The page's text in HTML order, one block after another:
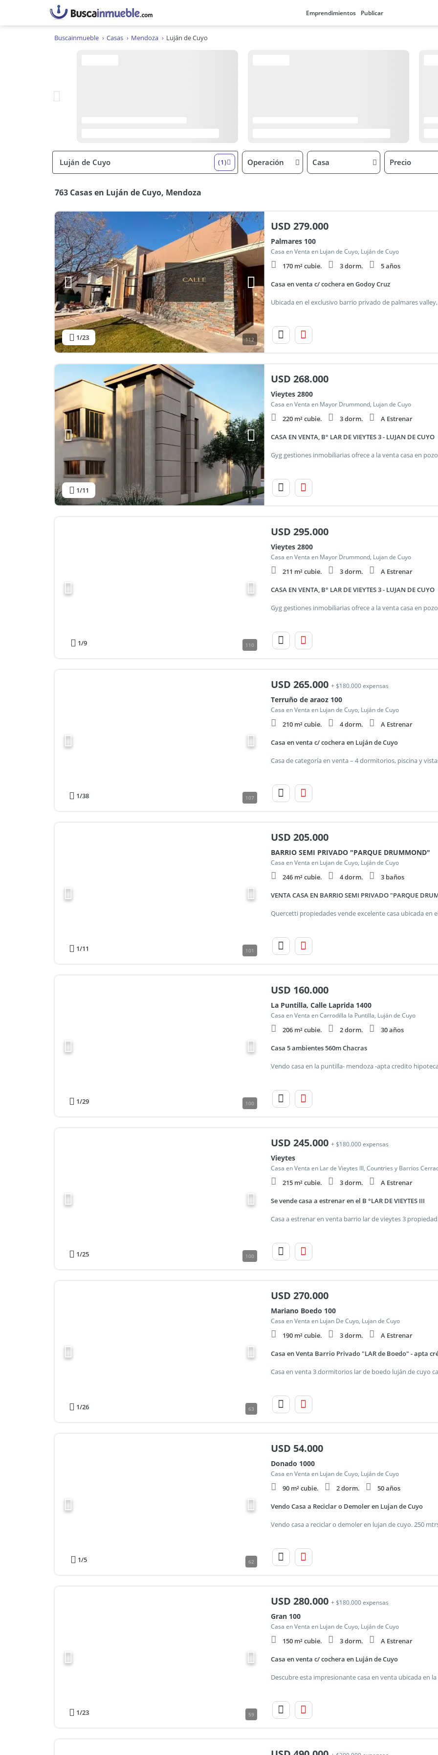
Emprendimientos Publicar
Buscainmueble Casas Mendoza Luján de Cuyo
(1) Operación Casa Precio
763 Casas en Luján de Cuyo, Mendoza
1/23 112
USD 279.000
Palmares 100
Casa en Venta en Lujan de Cuyo, Luján de Cuyo
170 m² cubie. 3 dorm. 5 años
Casa en venta c/ cochera en Godoy Cruz
1/11 111
USD 268.000
Vieytes 2800
Casa en Venta en Mayor Drummond, Lujan de Cuyo
220 m² cubie. 3 dorm. A Estrenar
CASA EN VENTA, B° LAR DE VIEYTES 3 - LUJAN DE CUYO
1/9 110
USD 295.000
Vieytes 2800
Casa en Venta en Mayor Drummond, Lujan de Cuyo
211 m² cubie. 3 dorm. A Estrenar
CASA EN VENTA, B° LAR DE VIEYTES 3 - LUJAN DE CUYO
1/38 107
USD 265.000 + $180.000 expensas
Terruño de araoz 100
Casa en Venta en Lujan de Cuyo, Luján de Cuyo
210 m² cubie. 4 dorm. A Estrenar
Casa en venta c/ cochera en Luján de Cuyo
1/11 101
USD 205.000
BARRIO SEMI PRIVADO "PARQUE DRUMMOND"
Casa en Venta en Lujan de Cuyo, Luján de Cuyo
246 m² cubie. 4 dorm. 3 baños
VENTA CASA EN BARRIO SEMI PRIVADO "PARQUE
1/29 100
USD 160.000
La Puntilla, Calle Laprida 1400
Casa en Venta en Carrodilla la Puntilla, Luján de Cuyo
206 m² cubie. 2 dorm. 30 años
Casa 5 ambientes 560m Chacras
1/25 100
USD 245.000 + $180.000 expensas
Vieytes
Casa en Venta en Lar de Vieytes III, Countries y Barrios
215 m² cubie. 3 dorm. A Estrenar
Se vende casa a estrenar en el B °LAR DE VIEYTES III
1/26 63
USD 270.000
Mariano Boedo 100
Casa en Venta en Lujan De Cuyo, Lujan de Cuyo
190 m² cubie. 3 dorm. A Estrenar
Casa en Venta Barrio Privado "LAR de Boedo" - apta
1/5 62
USD 54.000
Donado 1000
Casa en Venta en Lujan de Cuyo, Luján de Cuyo
90 m² cubie. 2 dorm. 50 años
Vendo Casa a Reciclar o Demoler en Lujan de Cuyo
1/23 59
USD 280.000 + $180.000 expensas
Gran 100
Casa en Venta en Lujan de Cuyo, Luján de Cuyo
150 m² cubie. 3 dorm. A Estrenar
Casa en venta c/ cochera en Luján de Cuyo